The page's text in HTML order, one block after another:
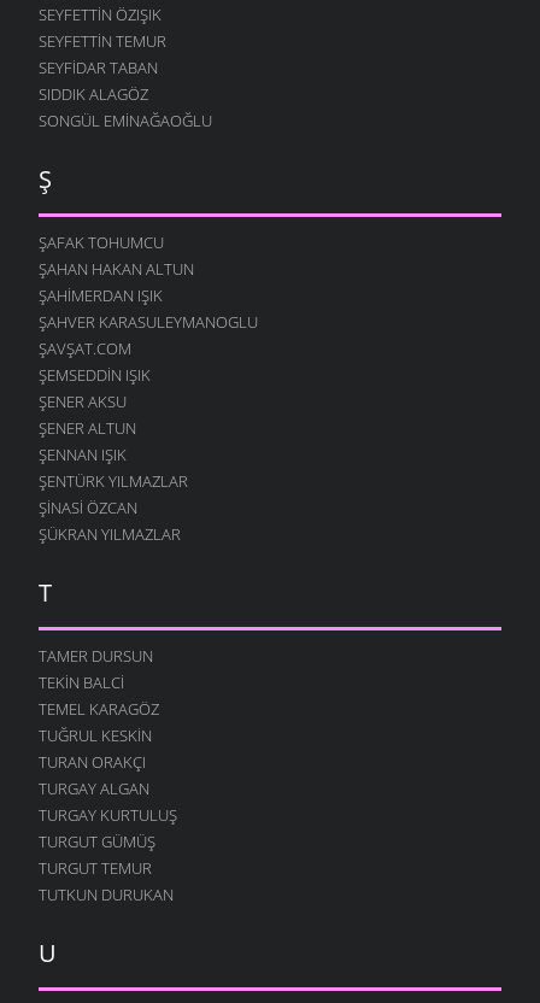
SEYFETTIN ÖZIŞIK
SEYFETTIN TEMUR
SEYFIDAR TABAN
SIDDIK ALAGÖZ
SONGÜL EMINAĞAOĞLU
Ş
ŞAFAK TOHUMCU
ŞAHAN HAKAN ALTUN
ŞAHIMERDAN IŞIK
ŞAHVER KARASULEYMANOGLU
ŞAVŞAT.COM
ŞEMSEDDIN IŞIK
ŞENER AKSU
ŞENER ALTUN
ŞENNAN IŞIK
ŞENTÜRK YILMAZLAR
ŞINASI ÖZCAN
ŞÜKRAN YILMAZLAR
T
TAMER DURSUN
TEKIN BALCI
TEMEL KARAGÖZ
TUĞRUL KESKIN
TURAN ORAKÇI
TURGAY ALGAN
TURGAY KURTULUŞ
TURGUT GÜMÜŞ
TURGUT TEMUR
TUTKUN DURUKAN
U